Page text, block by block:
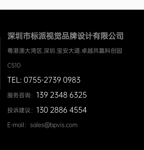
深圳市标派视觉品牌设计有限公司
粤港澳大湾区.深圳.宝安大道.卓越共赢科创园
C510
TEL: 0755-2739 0983
服务咨询： 139 2348 6325
投诉建议： 130 2886 4554
E-mail：sales@bpvis.com